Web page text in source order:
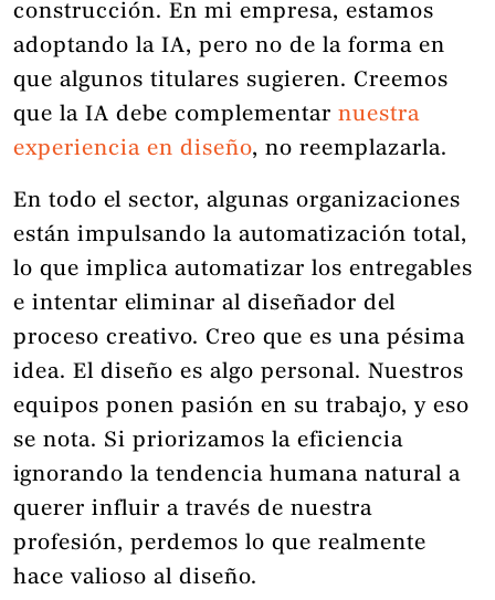
construcción. En mi empresa, estamos
adoptando la IA, pero no de la forma en
que algunos titulares sugieren. Creemos
que la IA debe complementar nuestra
experiencia en diseño, no reemplazarla.
En todo el sector, algunas organizaciones
están impulsando la automatización total,
lo que implica automatizar los entregables
e intentar eliminar al diseñador del
proceso creativo. Creo que es una pésima
idea. El diseño es algo personal. Nuestros
equipos ponen pasión en su trabajo, y eso
se nota. Si priorizamos la eficiencia
ignorando la tendencia humana natural a
querer influir a través de nuestra
profesión, perdemos lo que realmente
hace valioso al diseño.